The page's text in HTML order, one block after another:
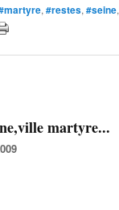
, #restes, #seine,
martyre...